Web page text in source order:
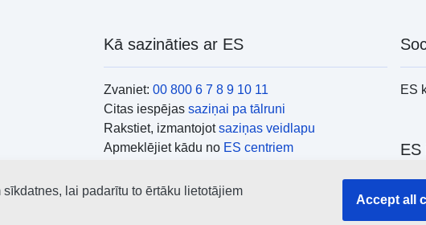
Kā sazināties ar ES
Zvaniet: 00 800 6 7 8 9 10 11
Citas iespējas saziņai pa tālruni
Rakstiet, izmantojotsaziņas veidlapu
Apmeklējiet kādu no ES centriem
ES
ES
lai padarītu to ērtāku lietotājiem
Accept all